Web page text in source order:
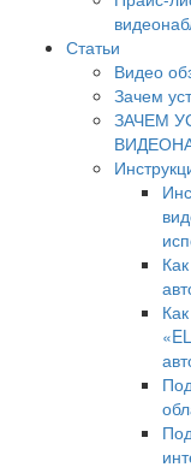
Статьи
Видео
Зачем
ЗАЧЕМ